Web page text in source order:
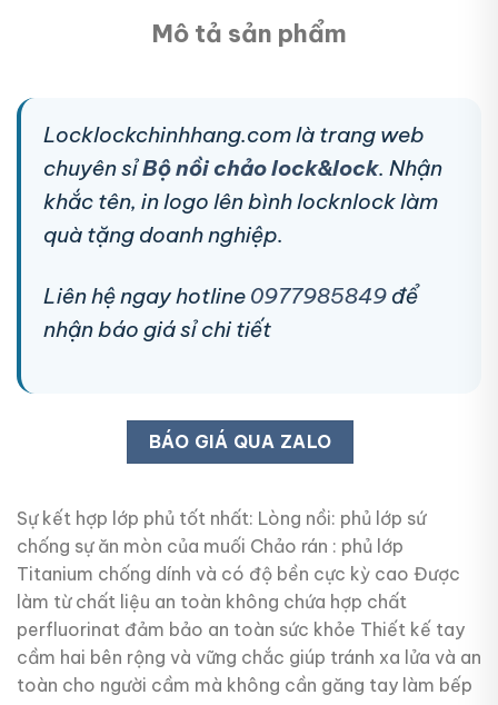
Mô tả sản phẩm
Locklockchinhhang.com là trang web
chuyên sỉBộ nồi chảo lock&lock. Nhận
khắc tên, in logo lên bình locknlock làm
quà tặng doanh nghiệp.
Liên hệ ngay hotline 0977985849 để
nhận báo giá sỉ chi tiết
BÁO GIÁ QUA ZALO
Sự kết hợp lớp phủ tốt nhất: Lòng nồi: phủ lớp sứ
chống sự ăn mòn của muối Chảo rán : phủ lớp
Titanium chống dính và có độ bền cực kỳ cao Được
làm từ chất liệu an toàn không chứa hợp chất
perfluorinat đảm bảo an toàn sức khỏe Thiết kế tay
cầm hai bên rộng và vững chắc giúp tránh xa lửa và an
toàn cho người cầm mà không cần găng tay làm bếp